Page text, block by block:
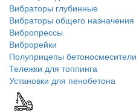
Вибраторы глубинные
Вибраторы общего назначения
Вибропрессы
Виброрейки
Полуприцепы бетоносмесители
Тележки для топпинга
Установки для пенобетона